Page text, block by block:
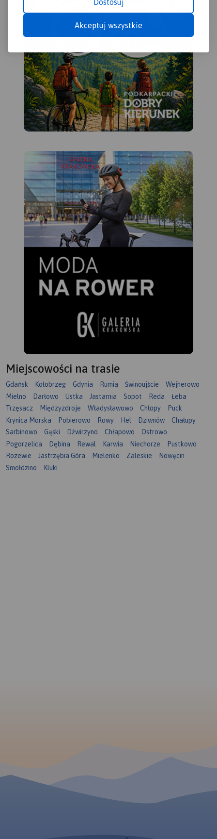
Akceptuj wszystkie
Miejscowości na trasie
Gdańsk Kołobrzeg Gdynia Rumia Świnoujście
Wejherowo
Mielno
Darłowo Ustka Jastarnia Sopot Reda
Łeba
Trzęsacz
Międzyzdroje Władysławowo Chłopy
Puck
Krynica Morska
Pobierowo Rowy Hel Dziwnów
Chałupy
Sarbinowo
Gąski Dźwirzyno Chłapowo
Ostrowo
Pogorzelica
Dębina Rewal Karwia Niechorze
Pustkowo
Rozewie
Jastrzębia Góra Mielenko Zaleskie
Nowęcin
Smołdzino
Kluki